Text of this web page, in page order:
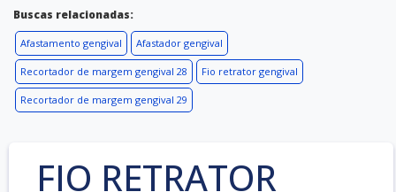
Buscas relacionadas:
Afastamento gengival Afastador gengival
Recortador de margem gengival 28 Fio retrator gengival
Recortador de margem gengival 29
FIO RETRATOR